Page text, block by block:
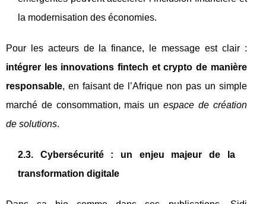
la modernisation des économies.
Pour les acteurs de la finance, le message est clair :
intégrer les innovations fintech et crypto de manière
responsable, en faisant de l’Afrique non pas un simple
marché de consommation, mais un espace de création
de solutions.
2.3. Cybersécurité : un enjeu majeur de la
transformation digitale